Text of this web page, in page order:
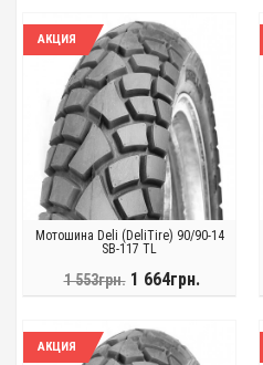
АКЦИЯ
Мотошина Deli (DeliTire) 90/90-14
SB-117 TL
1 553грн. 1 664грн.
АКЦИЯ